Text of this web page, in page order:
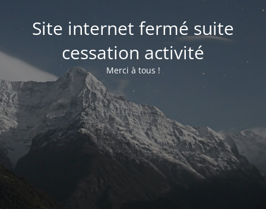
Site internet fermé suite
cessation activité
Merci à tous !